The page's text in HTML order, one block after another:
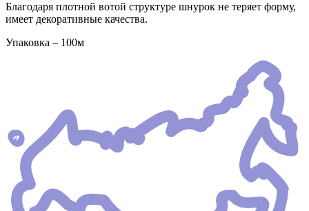
Благодаря плотной вотой структуре шнурок не теряет форму,
имеет декоративные качества.
Упаковка – 100м